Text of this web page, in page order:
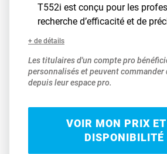
T552i est conçu pour les
recherche d’efficacité et de
+ de détails
Les titulaires d'un compte pro
personnalisés et peuvent
depuis leur espace pro.
VOIR MON PRIX
DISPONIBILITÉ